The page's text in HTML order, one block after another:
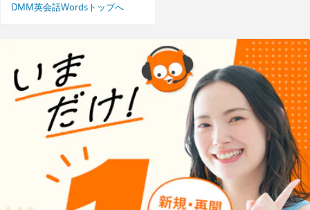
DMM英会話Wordsトップへ